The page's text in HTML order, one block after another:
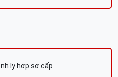
ly hợp sơ cấp